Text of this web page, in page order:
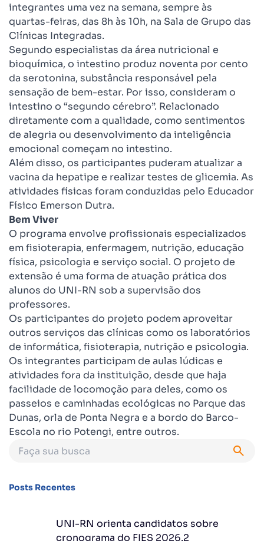
integrantes uma vez na semana, sempre às
quartas-feiras, das 8h às 10h, na Sala de Grupo das
Clínicas Integradas.
Segundo especialistas da área nutricional e
bioquímica, o intestino produz noventa por cento
da serotonina, substância responsável pela
sensação de bem-estar. Por isso, consideram o
intestino o “segundo cérebro”. Relacionado
diretamente com a qualidade, como sentimentos
de alegria ou desenvolvimento da inteligência
emocional começam no intestino.
Além disso, os participantes puderam atualizar a
vacina da hepatipe e realizar testes de glicemia. As
atividades físicas foram conduzidas pelo Educador
Físico Emerson Dutra.
Bem Viver
O programa envolve profissionais especializados
em fisioterapia, enfermagem, nutrição, educação
física, psicologia e serviço social. O projeto de
extensão é uma forma de atuação prática dos
alunos do UNI-RN sob a supervisão dos
professores.
Os participantes do projeto podem aproveitar
outros serviços das clínicas como os laboratórios
de informática, fisioterapia, nutrição e psicologia.
Os integrantes participam de aulas lúdicas e
atividades fora da instituição, desde que haja
facilidade de locomoção para deles, como os
passeios e caminhadas ecológicas no Parque das
Dunas, orla de Ponta Negra e a bordo do Barco-
Escola no rio Potengi, entre outros.
Posts Recentes
UNI-RN orienta candidatos sobre
cronograma do FIES 2026.2